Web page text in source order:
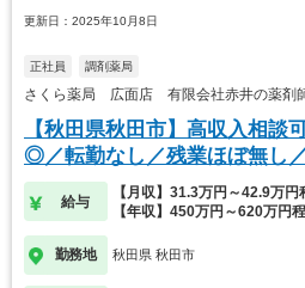
更新日：2025年10月8日
正社員 調剤薬局
さくら薬局 広面店 有限会社赤井の薬剤
【秋田県秋田市】高収入相談
◎／転勤なし／残業ほぼ無し
生◎
給与
【月収】31.3万円～42.9万円
【年収】450万円～620万円
勤務地 秋田県 秋田市